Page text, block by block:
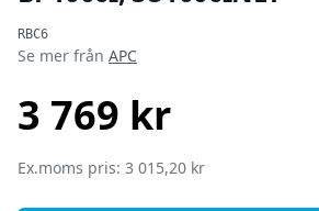
RBC6
Produktinformation
Se mer från APC
3 769 kr
Ex.moms pris: 3 015,20 kr